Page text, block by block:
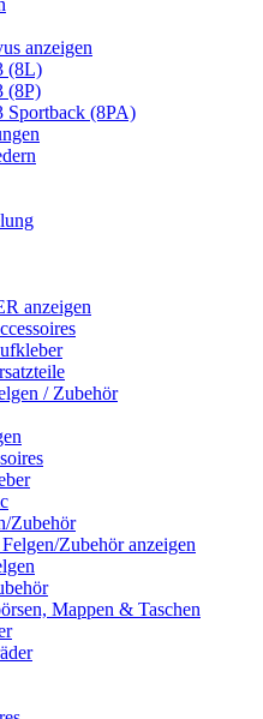
anzeigen
(8L)
(8P)
(8PA)
anzeigen
/ Zubehör
Zubehör
Zubehör anzeigen
Mappen & Taschen